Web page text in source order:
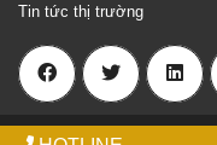
Tin tức thị trường